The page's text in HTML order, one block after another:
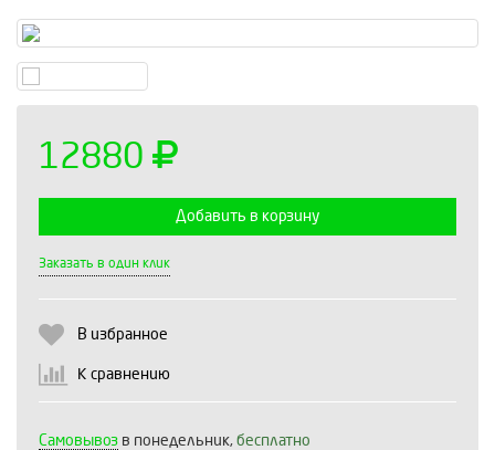
12880
Добавить в корзину
Заказать в один клик
В избранное
К сравнению
Самовывоз в понедельник, бесплатно